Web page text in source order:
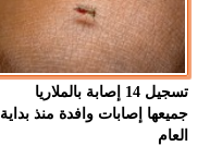
تسجيل 14 إصابة بالملاريا
جميعها إصابات وافدة منذ بداية
العام